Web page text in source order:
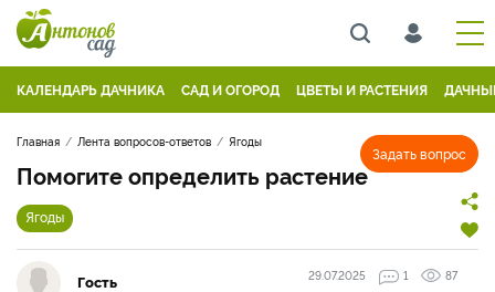
КАЛЕНДАРЬ ДАЧНИКА САД И ОГОРОД ЦВЕТЫ И РАСТЕНИЯ
Задать вопрос
Главная Лента вопросов-ответов Ягоды
Помогите определить растение
Ягоды
Гость 29.07.2025 1 87